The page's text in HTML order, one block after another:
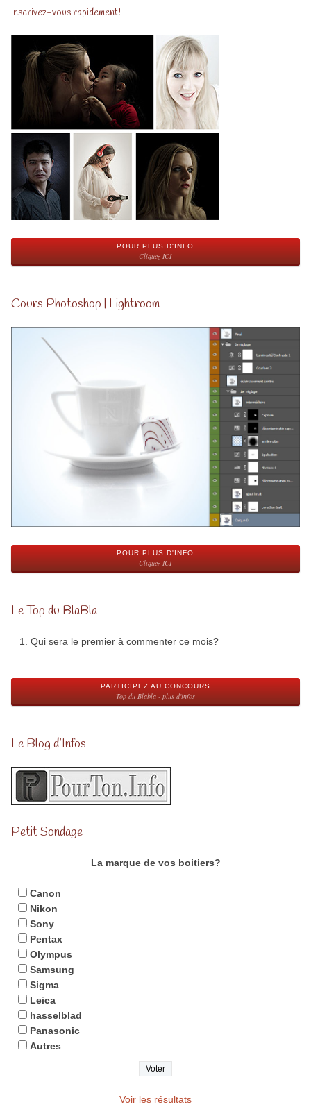
Inscrivez-vous rapidement!
POUR PLUS D'INFO
Cliquez ICI
Cours Photoshop | Lightroom
POUR PLUS D'INFO
Cliquez ICI
Le Top du BlaBla
Qui sera le premier à commenter ce mois?
PARTICIPEZ AU CONCOURS
Top du Blabla - plus d'infos
Le Blog d’Infos
Petit Sondage
La marque de vos boitiers?
Canon
Nikon
Sony
Pentax
Olympus
Samsung
Sigma
Leica
hasselblad
Panasonic
Autres
Voir les résultats